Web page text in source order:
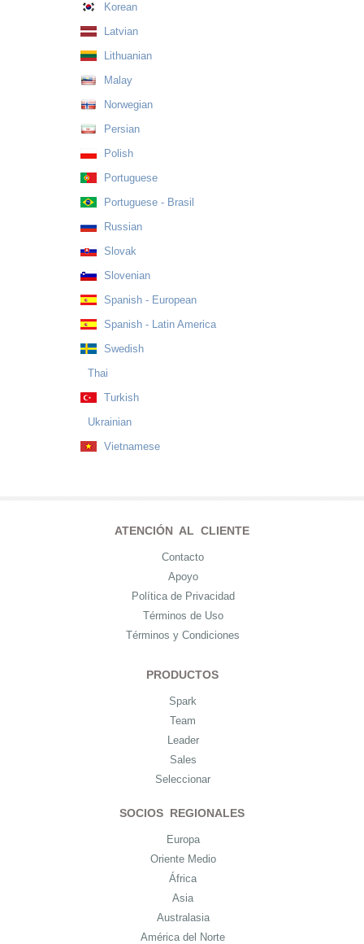
Korean
Latvian
Lithuanian
Malay
Norwegian
Persian
Polish
Portuguese
Portuguese - Brasil
Russian
Slovak
Slovenian
Spanish - European
Spanish - Latin America
Swedish
Thai
Turkish
Ukrainian
Vietnamese
ATENCIÓN AL CLIENTE
Contacto
Apoyo
Política de Privacidad
Términos de Uso
Términos y Condiciones
PRODUCTOS
Spark
Team
Leader
Sales
Seleccionar
SOCIOS REGIONALES
Europa
Oriente Medio
África
Asia
Australasia
América del Norte